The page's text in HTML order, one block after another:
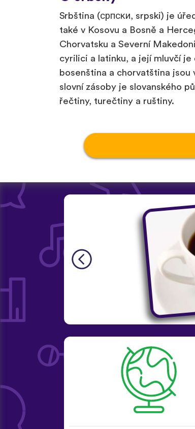
Srbština (српски, srpski) je
také v Kosovu a Bosně a
Chorvatsku a Severní
cyrilici a latinku, a její mluvčí je
bosenština a chorvatština jsou
slovní zásoby je slovanského
řečtiny, turečtiny a ruštiny.